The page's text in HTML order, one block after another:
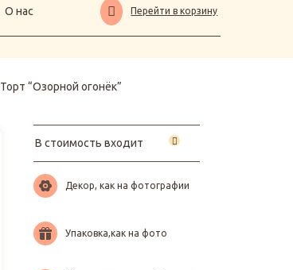
О нас Перейти в корзину
Торт “Озорной огонёк”
В стоимость входит
Декор, как на фотографии
Упаковка,как на фото